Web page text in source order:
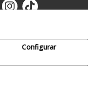
Todos los derechos
Configurar